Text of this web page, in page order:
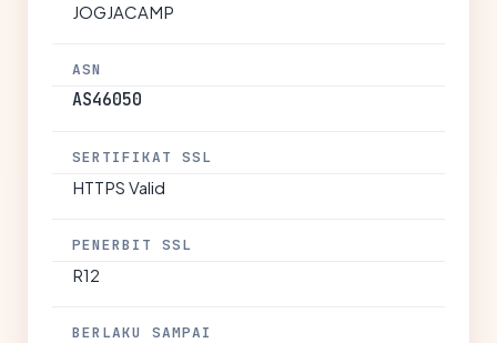
JOGJACAMP
ASN
AS46050
SERTIFIKAT SSL
HTTPS Valid
PENERBIT SSL
R12
BERLAKU SAMPAI